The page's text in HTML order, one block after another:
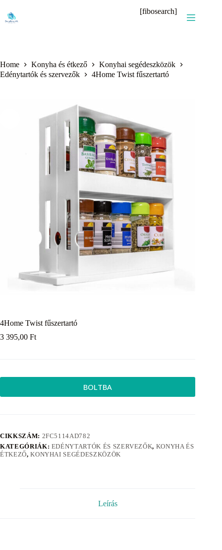
content
[fibosearch]
Home Konyha és étkező
Konyhai segédeszközök
Edénytartók és szervezők
4Home Twist fűszertartó
4Home Twist fűszertartó
3 395,00 Ft
BOLTBA
CIKKSZÁM: 2FC5114AD782
KATEGÓRIÁK: EDÉNYTARTÓK ÉS SZERVEZŐK, KONYHA ÉS
ÉTKEZŐ,KONYHAI SEGÉDESZKÖZÖK
Leírás